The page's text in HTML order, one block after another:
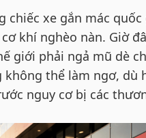
chiếc xe gắn mác
khí nghèo nàn. Giờ
giới phải ngả mũ dè
thể làm ngơ, dù
nguy cơ bị các